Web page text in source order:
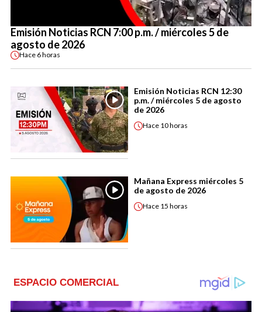
Emisión Noticias RCN 7:00 p.m. / miércoles 5 de
agosto de 2026
Hace 6 horas
Emisión Noticias RCN 12:30
p.m. / miércoles 5 de agosto
de 2026
Hace 10 horas
Mañana Express miércoles 5
de agosto de 2026
Hace 15 horas